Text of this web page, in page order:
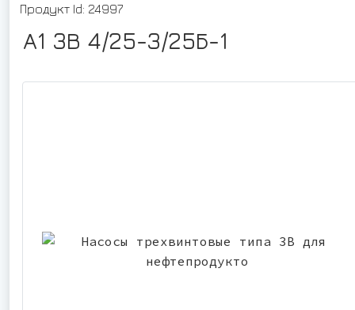
Продукт Id: 24997
А1 3В 4/25-3/25Б-1